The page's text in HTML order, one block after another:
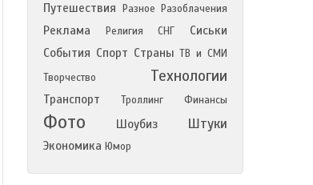
Путешествия
Разное Разоблачения
Реклама Религия СНГ
Сиськи
События Спорт Страны ТВ и СМИ
Творчество
Технологии
Транспорт Троллинг Финансы
Фото Шоубиз Штуки
Экономика Юмор